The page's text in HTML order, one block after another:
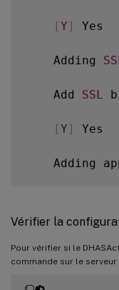
[Y ] Yes
    Adding
    Add
SSL
[Y ] Yes
Adding
Yes
Adding
Vérifier la
Pour vérifier si le
commande sur le serveur